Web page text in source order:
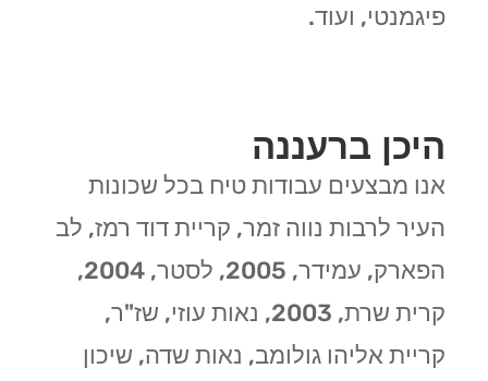
פיגמנטי, ועוד.
היכן ברעננה
אנו מבצעים עבודות טיח בכל שכונות
העיר לרבות נווה זמר, קריית דוד רמז, לב
הפארק, עמידר, 2005, לסטר, 2004,
קרית שרת, 2003, נאות עוזי, שז"ר,
קריית אליהו גולומב, נאות שדה, שיכון